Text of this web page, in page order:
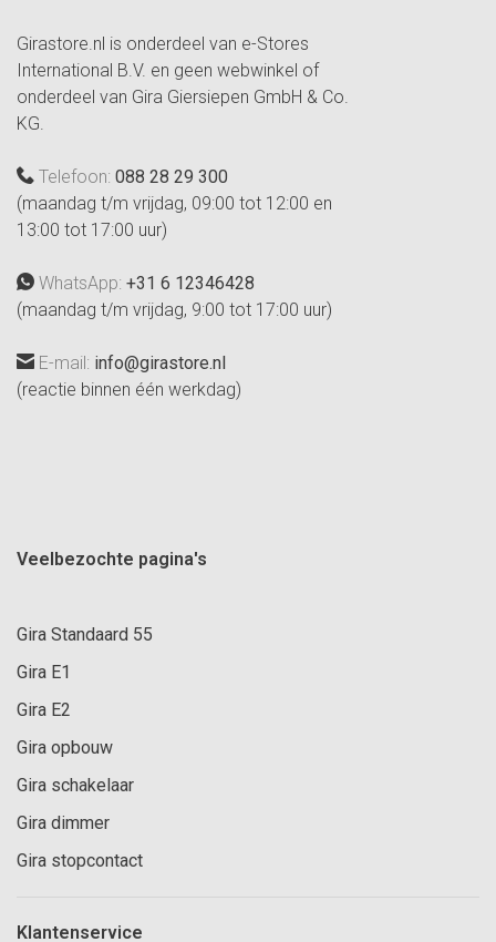
Girastore.nl is onderdeel van e-Stores
International B.V. en geen webwinkel of
onderdeel van Gira Giersiepen GmbH & Co.
KG.
Telefoon: 088 28 29 300
(maandag t/m vrijdag, 09:00 tot 12:00 en
13:00 tot 17:00 uur)
WhatsApp: +31 6 12346428
(maandag t/m vrijdag, 9:00 tot 17:00 uur)
E-mail: info@girastore.nl
(reactie binnen één werkdag)
Veelbezochte pagina's
Gira Standaard 55
Gira E1
Gira E2
Gira opbouw
Gira schakelaar
Gira dimmer
Gira stopcontact
Klantenservice